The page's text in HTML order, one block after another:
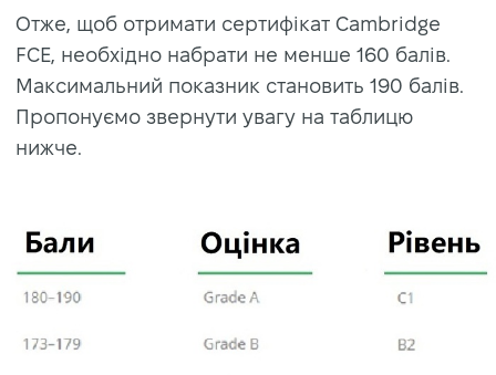
Отже, щоб отримати сертифікат Cambridge
FCE, необхідно набрати не менше 160 балів.
Максимальний показник становить 190 балів.
Пропонуємо звернути увагу на таблицю
нижче.